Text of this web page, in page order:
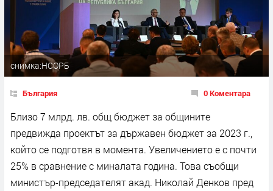
снимка:НСОРБ
България 0 Коментара
Близо 7 млрд. лв. общ бюджет за общините
предвижда проектът за държавен бюджет за 2023 г.,
който се подготвя в момента. Увеличението е с почти
25% в сравнение с миналата година. Това съобщи
министър-председателят акад. Николай Денков пред